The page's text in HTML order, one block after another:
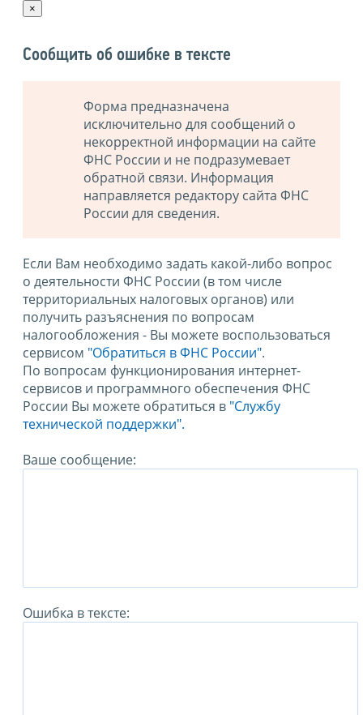
×
Сообщить об ошибке в тексте
Форма предназначена
исключительно для сообщений о
некорректной информации на сайте
ФНС России и не подразумевает
обратной связи. Информация
направляется редактору сайта ФНС
России для сведения.
Если Вам необходимо задать какой-либо вопрос
о деятельности ФНС России (в том числе
территориальных налоговых органов) или
получить разъяснения по вопросам
налогообложения - Вы можете воспользоваться
сервисом "Обратиться в ФНС России".
По вопросам функционирования интернет-
сервисов и программного обеспечения ФНС
России Вы можете обратиться в "Службу
технической поддержки".
Ваше сообщение:
Ошибка в тексте: